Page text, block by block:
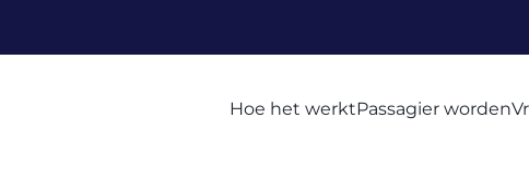
Hoe het werktPassagier worden